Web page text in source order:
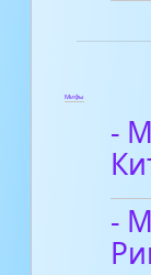
Мифы
-
-